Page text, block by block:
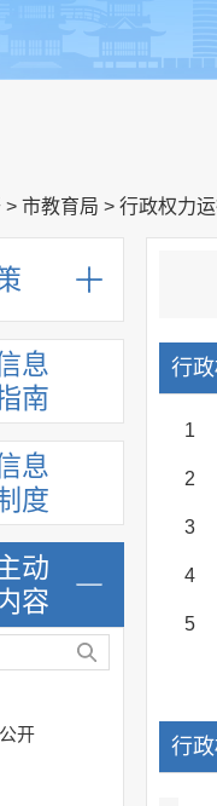
> 市教育局 > 行政权力
息
南
息
度
动
容
开
行
1
2
3
4
5
行